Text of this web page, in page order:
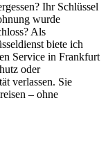
Ihr Schlüssel
wurde
Als
biete ich
Service in Frankfurt
oder
verlassen. Sie
– ohne